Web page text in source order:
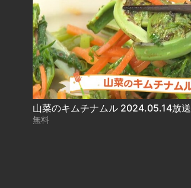
山菜のキムチナムル 2024.05.14放送
無料